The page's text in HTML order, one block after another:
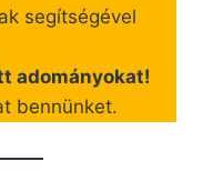
segítségével
adományokat!
bennünket.